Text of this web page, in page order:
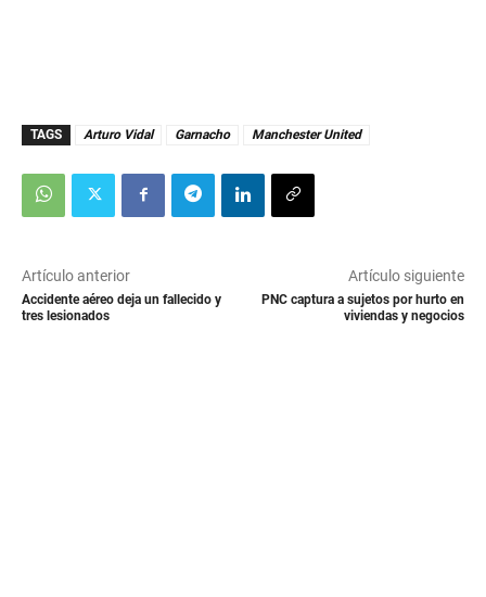
TAGS Arturo Vidal Garnacho Manchester United
Artículo anterior
Accidente aéreo deja un fallecido y
tres lesionados
Artículo siguiente
PNC captura a sujetos por hurto en
viviendas y negocios